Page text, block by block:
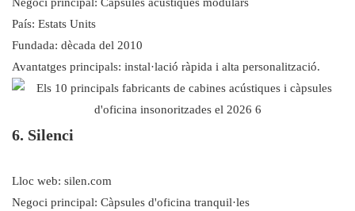
País: Estats Units
Fundada: dècada del 2010
Avantatges principals: instal·lació ràpida i alta personalització.
6. Silenci
Lloc web: silen.com
Negoci principal: Càpsules d'oficina tranquil·les